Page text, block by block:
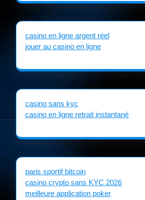
casino en ligne argent réel
jouer au casino en ligne
casino sans kyc
casino en ligne retrait instantané
paris sportif bitcoin
casino crypto sans KYC 2026
meilleure application poker